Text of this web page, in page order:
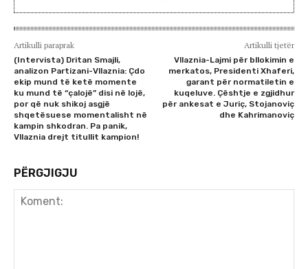
Artikulli paraprak
(Intervista) Dritan Smajli,
analizon Partizani-Vllaznia: Çdo
ekip mund të ketë momente
ku mund të “çalojë” disi në lojë,
por që nuk shikoj asgjë
shqetësuese momentalisht në
kampin shkodran. Pa panik,
Vllaznia drejt titullit kampion!
Artikulli tjetër
Vllaznia-Lajmi për bllokimin e
merkatos, Presidenti Xhaferi,
garant për normatiletin e
kuqeluve. Çështje e zgjidhur
për ankesat e Juriç, Stojanoviç
dhe Kahrimanoviç
PËRGJIGJU